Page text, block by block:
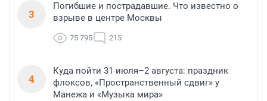
3
Погибшие и пострадавшие. Что известно о
взрыве в центре Москвы
75 795 215
4
Куда пойти 31 июля–2 августа: праздник
флоксов, «Пространственный сдвиг» у
Манежа и «Музыка мира»